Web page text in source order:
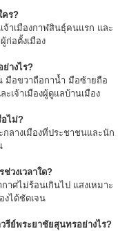
คร?
าเมืองกาฬสินธุ์คนแรก และ
ก่อตั้งเมือง
างไร?
มือขวาถือกาน้ำ มือซ้ายถือ
เจ้าเมืองผู้ดูแลบ้านเมือง
ไม่?
ลางเมืองที่ประชาชนและนัก
วงเวลาใด?
าศไม่ร้อนเกินไป แสงเหมาะ
งได้ชัดเจน
ย์พระยาชัยสุนทรอย่างไร?